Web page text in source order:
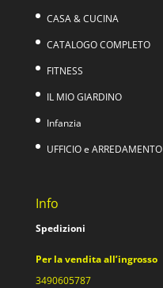
CASA & CUCINA
CATALOGO COMPLETO
FITNESS
IL MIO GIARDINO
Infanzia
UFFICIO e ARREDAMENTO
Info
Spedizioni
Per la vendita all’ingrosso
3490605787